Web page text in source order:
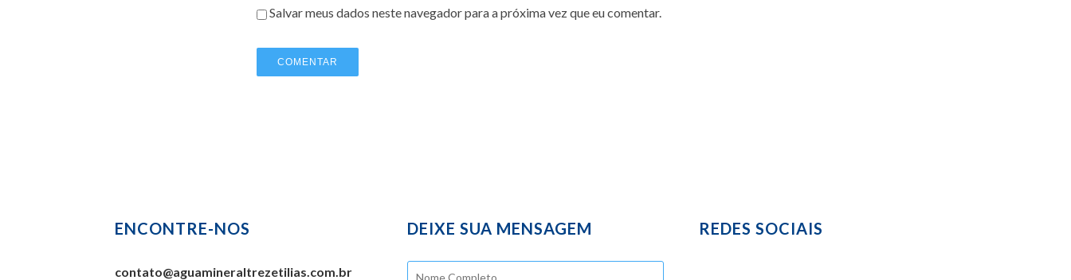
Salvar meus dados neste navegador para a próxima vez que eu comentar.
ENCONTRE-NOS
contato@aguamineraltrezetilias.com.br
DEIXE SUA MENSAGEM REDES SOCIAIS